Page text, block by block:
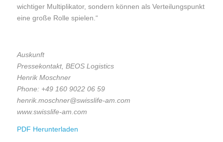
wichtiger Multiplikator, sondern können als Verteilungspunkt
eine große Rolle spielen.“
Auskunft
Pressekontakt, BEOS Logistics
Henrik Moschner
Phone: +49 160 9022 06 59
henrik.moschner@swisslife-am.com
www.swisslife-am.com
PDF Herunterladen